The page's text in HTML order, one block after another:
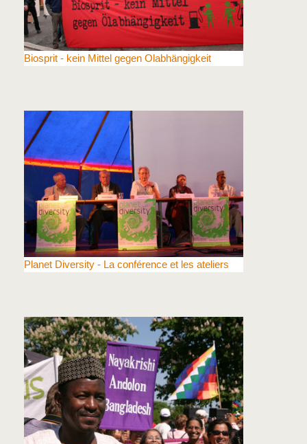
Biosprit - kein Mittel gegen Olabhängigkeit
Planet Diversity - La conférence et les ateliers